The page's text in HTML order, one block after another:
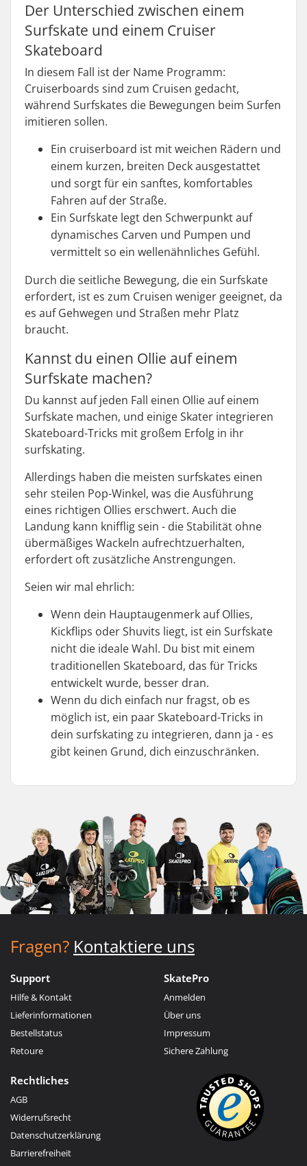
Der Unterschied zwischen einem
Surfskate und einem Cruiser
Skateboard
In diesem Fall ist der Name Programm:
Cruiserboards sind zum Cruisen gedacht,
während Surfskates die Bewegungen beim Surfen
imitieren sollen.
Ein cruiserboard ist mit weichen Rädern und
einem kurzen, breiten Deck ausgestattet
und sorgt für ein sanftes, komfortables
Fahren auf der Straße.
Ein Surfskate legt den Schwerpunkt auf
dynamisches Carven und Pumpen und
vermittelt so ein wellenähnliches Gefühl.
Durch die seitliche Bewegung, die ein Surfskate
erfordert, ist es zum Cruisen weniger geeignet, da
es auf Gehwegen und Straßen mehr Platz
braucht.
Kannst du einen Ollie auf einem
Surfskate machen?
Du kannst auf jeden Fall einen Ollie auf einem
Surfskate machen, und einige Skater integrieren
Skateboard-Tricks mit großem Erfolg in ihr
surfskating.
Allerdings haben die meisten surfskates einen
sehr steilen Pop-Winkel, was die Ausführung
eines richtigen Ollies erschwert. Auch die
Landung kann knifflig sein - die Stabilität ohne
übermäßiges Wackeln aufrechtzuerhalten,
erfordert oft zusätzliche Anstrengungen.
Seien wir mal ehrlich:
Wenn dein Hauptaugenmerk auf Ollies,
Kickflips oder Shuvits liegt, ist ein Surfskate
nicht die ideale Wahl. Du bist mit einem
traditionellen Skateboard, das für Tricks
entwickelt wurde, besser dran.
Wenn du dich einfach nur fragst, ob es
möglich ist, ein paar Skateboard-Tricks in
dein surfskating zu integrieren, dann ja - es
gibt keinen Grund, dich einzuschränken.
Fragen? Kontaktiere uns
Support
Hilfe & Kontakt
Lieferinformationen
Bestellstatus
Retoure
SkatePro
Anmelden
Über uns
Impressum
Sichere Zahlung
Rechtliches
AGB
Widerrufsrecht
Datenschutzerklärung
Barrierefreiheit